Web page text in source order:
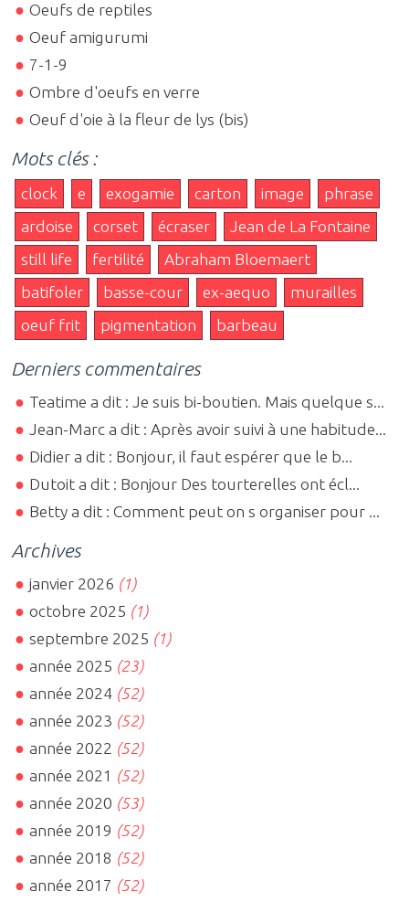
Oeufs de reptiles
Oeuf amigurumi
7-1-9
Ombre d'oeufs en verre
Oeuf d'oie à la fleur de lys (bis)
Mots clés :
clock e exogamie carton image
phrase
ardoise
corset écraser
Jean de La Fontaine
still life
fertilité
Abraham Bloemaert
batifoler
basse-cour ex-aequo
murailles
oeuf frit
pigmentation barbeau
Derniers commentaires
Teatime a dit : Je suis bi-boutien. Mais quelque s...
Jean-Marc a dit : Après avoir suivi à une habitude...
Didier a dit : Bonjour, il faut espérer que le b...
Dutoit a dit : Bonjour Des tourterelles ont écl...
Betty a dit : Comment peut on s organiser pour ...
Archives
janvier 2026 (1)
octobre 2025 (1)
septembre 2025 (1)
année 2025 (23)
année 2024 (52)
année 2023 (52)
année 2022 (52)
année 2021 (52)
année 2020 (53)
année 2019 (52)
année 2018 (52)
année 2017 (52)